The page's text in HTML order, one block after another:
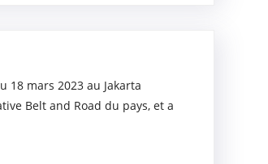
18 mars 2023 au Jakarta
Belt and Road du pays, et a